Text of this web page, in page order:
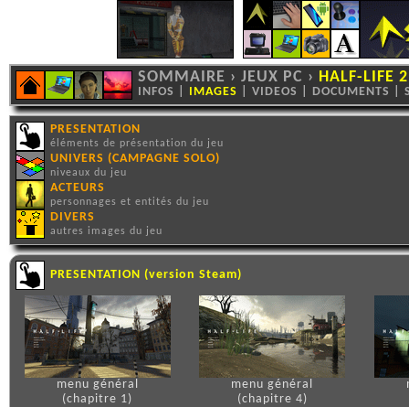
SOMMAIRE › JEUX PC › HALF-LIFE 2
INFOS IMAGES VIDEOS DOCUMENTS
PRESENTATION
éléments de présentation du jeu
UNIVERS (CAMPAGNE SOLO)
niveaux du jeu
ACTEURS
personnages et entités du jeu
DIVERS
autres images du jeu
PRESENTATION (version Steam)
menu général
(chapitre 1)
menu général
(chapitre 4)